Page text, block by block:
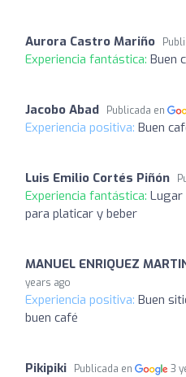
Aurora Castro Mariño
Experiencia fantástica: Buen
Jacobo Abad Publicada en
Experiencia positiva: Buen
Luis Emilio Cortés Piñón
Experiencia fantástica: Lugar
para platicar y beber
MANUEL ENRIQUEZ
years ago
Experiencia positiva: Buen
buen café
Pikipiki Publicada en 3